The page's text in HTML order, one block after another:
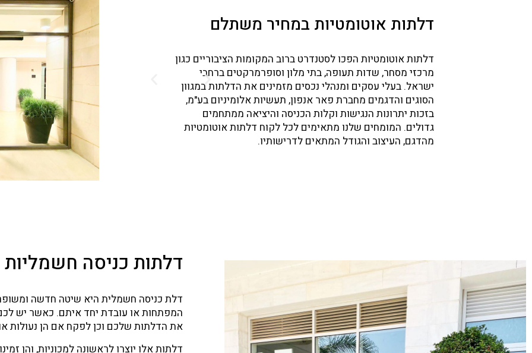
דלתות אוטומטיות במחיר משתלם
דלתות אוטומטיות הפכו לסטנדרט ברוב המקומות הציבוריים כגון
מרכזי מסחר, שדות תעופה, בתי מלון וסופרמרקטים ברחבי
ישראל. בעלי עסקים ומנהלי נכסים מזמינים את הדלתות במגוון
הסוגים והדגמים מחברת פאר אנפון, תעשיות אלומיניום בע"מ,
בזכות יתרונות הנגישות וקלות הכניסה והיציאה ממתחמים
גדולים. המומחים שלנו מתאימים לכל לקוח דלתות אוטומטיות
מהדגם, העיצוב והגודל המתאים לדרישותיו.
דלתות
במיוחד
נכים וקשישים
מעריכים מאוד מקומות
אוטומטית, מכיוון שכך
מסורבלות ישנות
לשמור על עצמאותם
דלתות אלו הפכו להיות
כשהם נכנסים לסוגים
לסביבה
המעברים ומייעלות באופן מושלם את זמני הפתיחה והסגירה כדי
של מעבר הצידה.
דלתות כניסה חשמליות
דלת כניסה חשמלית היא שיטה חדשה
המפתחות או עובדת יחד איתם. כאשר יש לכם
את הדלתות שלכם וכן לפקח אם הן נעולות
דלתות אלו יוצרו לראשונה למכוניות, והן